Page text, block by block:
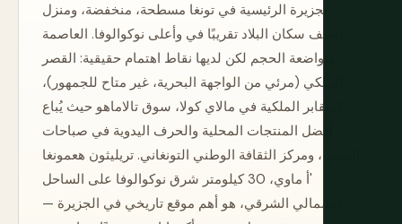
الجزيرة الرئيسية في تونغا مسطحة، منخفضة، ومنزل
لنصف سكان البلاد تقريبًا في وأعلى نوكوالوفا. العاصمة
متواضعة الحجم لكن لديها نقاط اهتمام حقيقية: القصر
الملكي (مرئي من الواجهة البحرية، غير متاح للجمهور)،
المقابر الملكية في مالاي كولا، سوق تالاماهو حيث يُباع
أفضل المنتجات المحلية والحرف اليدوية في صباحات
السبت، ومركز الثقافة الوطني التونغاني. تريليثون هعمونغا
'أ ماوي، 30 كيلومتر شرق نوكوالوفا على الساحل
الشمالي الشرقي، هو أهم موقع تاريخي في الجزيرة —